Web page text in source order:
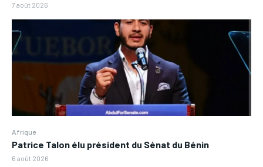
7 août 2026
Afrique
Patrice Talon élu président du Sénat du Bénin
6 août 2026